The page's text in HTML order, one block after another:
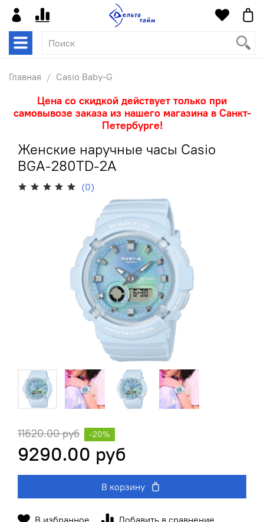
Главная Casio Baby-G
Цена со скидкой действует только при
самовывозе заказа из нашего магазина в Санкт-
Петербурге!
Женские наручные часы Casio
BGA-280TD-2A
(0)
11620.00 руб
9290.00 руб
-20%
В корзину